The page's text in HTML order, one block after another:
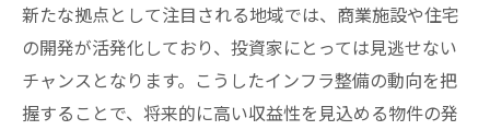
新たな拠点として注目される地域では、商業施設や住宅
の開発が活発化しており、投資家にとっては見逃せない
チャンスとなります。こうしたインフラ整備の動向を把
握することで、将来的に高い収益性を見込める物件の発